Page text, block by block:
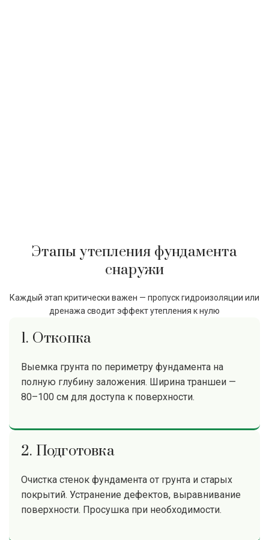
Этапы утепления фундамента
снаружи
Каждый этап критически важен — пропуск гидроизоляции или
дренажа сводит эффект утепления к нулю
1. Откопка
Выемка грунта по периметру фундамента на
полную глубину заложения. Ширина траншеи —
80–100 см для доступа к поверхности.
2. Подготовка
Очистка стенок фундамента от грунта и старых
покрытий. Устранение дефектов, выравнивание
поверхности. Просушка при необходимости.